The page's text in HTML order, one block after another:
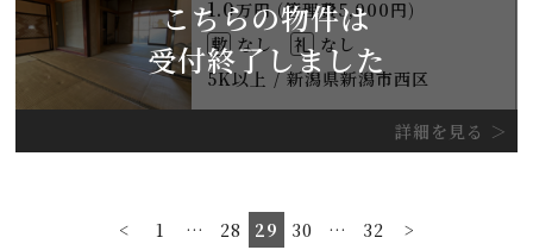
1.0万円 (管理費5,000円)
敷なし 礼 なし
5K以上 / 新潟県新潟市西区
詳細を見る
こちらの物件は
受付終了しました
< 1 … 28 29 30 … 32 >